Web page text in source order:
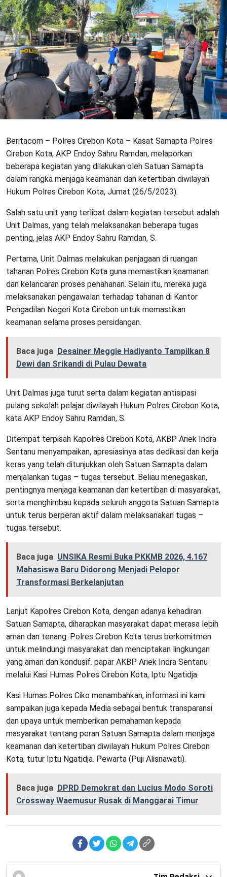
Beritacom – Polres Cirebon Kota – Kasat Samapta Polres
Cirebon Kota, AKP Endoy Sahru Ramdan, melaporkan
beberapa kegiatan yang dilakukan oleh Satuan Samapta
dalam rangka menjaga keamanan dan ketertiban diwilayah
Hukum Polres Cirebon Kota, Jumat (26/5/2023).
Salah satu unit yang terlibat dalam kegiatan tersebut adalah
Unit Dalmas, yang telah melaksanakan beberapa tugas
penting, jelas AKP Endoy Sahru Ramdan, S.
Pertama, Unit Dalmas melakukan penjagaan di ruangan
tahanan Polres Cirebon Kota guna memastikan keamanan
dan kelancaran proses penahanan. Selain itu, mereka juga
melaksanakan pengawalan terhadap tahanan di Kantor
Pengadilan Negeri Kota Cirebon untuk memastikan
keamanan selama proses persidangan.
Baca juga Desainer Meggie Hadiyanto Tampilkan 8
Dewi dan Srikandi di Pulau Dewata
Unit Dalmas juga turut serta dalam kegiatan antisipasi
pulang sekolah pelajar diwilayah Hukum Polres Cirebon Kota,
kata AKP Endoy Sahru Ramdan, S.
Ditempat terpisah Kapolres Cirebon Kota, AKBP Ariek Indra
Sentanu menyampaikan, apresiasinya atas dedikasi dan kerja
keras yang telah ditunjukkan oleh Satuan Samapta dalam
menjalankan tugas – tugas tersebut. Beliau menegaskan,
pentingnya menjaga keamanan dan ketertiban di masyarakat,
serta menghimbau kepada seluruh anggota Satuan Samapta
untuk terus berperan aktif dalam melaksanakan tugas –
tugas tersebut.
Baca juga UNSIKA Resmi Buka PKKMB 2026, 4.167
Mahasiswa Baru Didorong Menjadi Pelopor
Transformasi Berkelanjutan
Lanjut Kapolres Cirebon Kota, dengan adanya kehadiran
Satuan Samapta, diharapkan masyarakat dapat merasa lebih
aman dan tenang. Polres Cirebon Kota terus berkomitmen
untuk melindungi masyarakat dan menciptakan lingkungan
yang aman dan kondusif. papar AKBP Ariek Indra Sentanu
melalui Kasi Humas Polres Cirebon Kota, Iptu Ngatidja.
Kasi Humas Polres Ciko menambahkan, informasi ini kami
sampaikan juga kepada Media sebagai bentuk transparansi
dan upaya untuk memberikan pemahaman kepada
masyarakat tentang peran Satuan Samapta dalam menjaga
keamanan dan ketertiban diwilayah Hukum Polres Cirebon
Kota, tutur Iptu Ngatidja. Pewarta (Puji Alisnawati).
Baca juga DPRD Demokrat dan Lucius Modo Soroti
Crossway Waemusur Rusak di Manggarai Timur